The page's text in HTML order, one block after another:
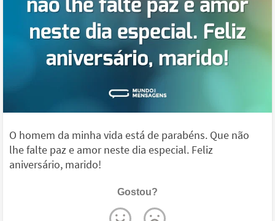
O homem da minha vida está de parabéns. Que não
lhe falte paz e amor neste dia especial. Feliz
aniversário, marido!
Gostou?